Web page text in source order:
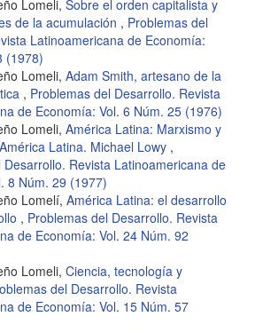
Lomeli, Sobre el orden capitalista y
de la acumulación , Problemas del
Latinoamericana de Economía:
(1978)
Lomeli, Adam Smith, artesano de la
, Problemas del Desarrollo. Revista
de Economía: Vol. 6 Núm. 25 (1976)
Lomeli, América Latina: Marxismo y
Latina. Michael Lowy ,
Desarrollo. Revista Latinoamericana de
8 Núm. 29 (1977)
Lomelí, América Latina: el desarrollo
, Problemas del Desarrollo. Revista
de Economía: Vol. 24 Núm. 92
Lomeli, Ciencia, tecnología y
del Desarrollo. Revista
de Economía: Vol. 15 Núm. 57